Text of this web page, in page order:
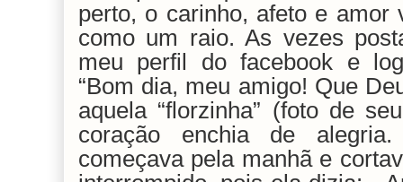
perto, o carinho, afeto e amor
como um raio. As vezes
meu perfil do facebook e
“Bom dia, meu amigo! Que
aquela “florzinha” (foto de
coração enchia de
começava pela manhã e